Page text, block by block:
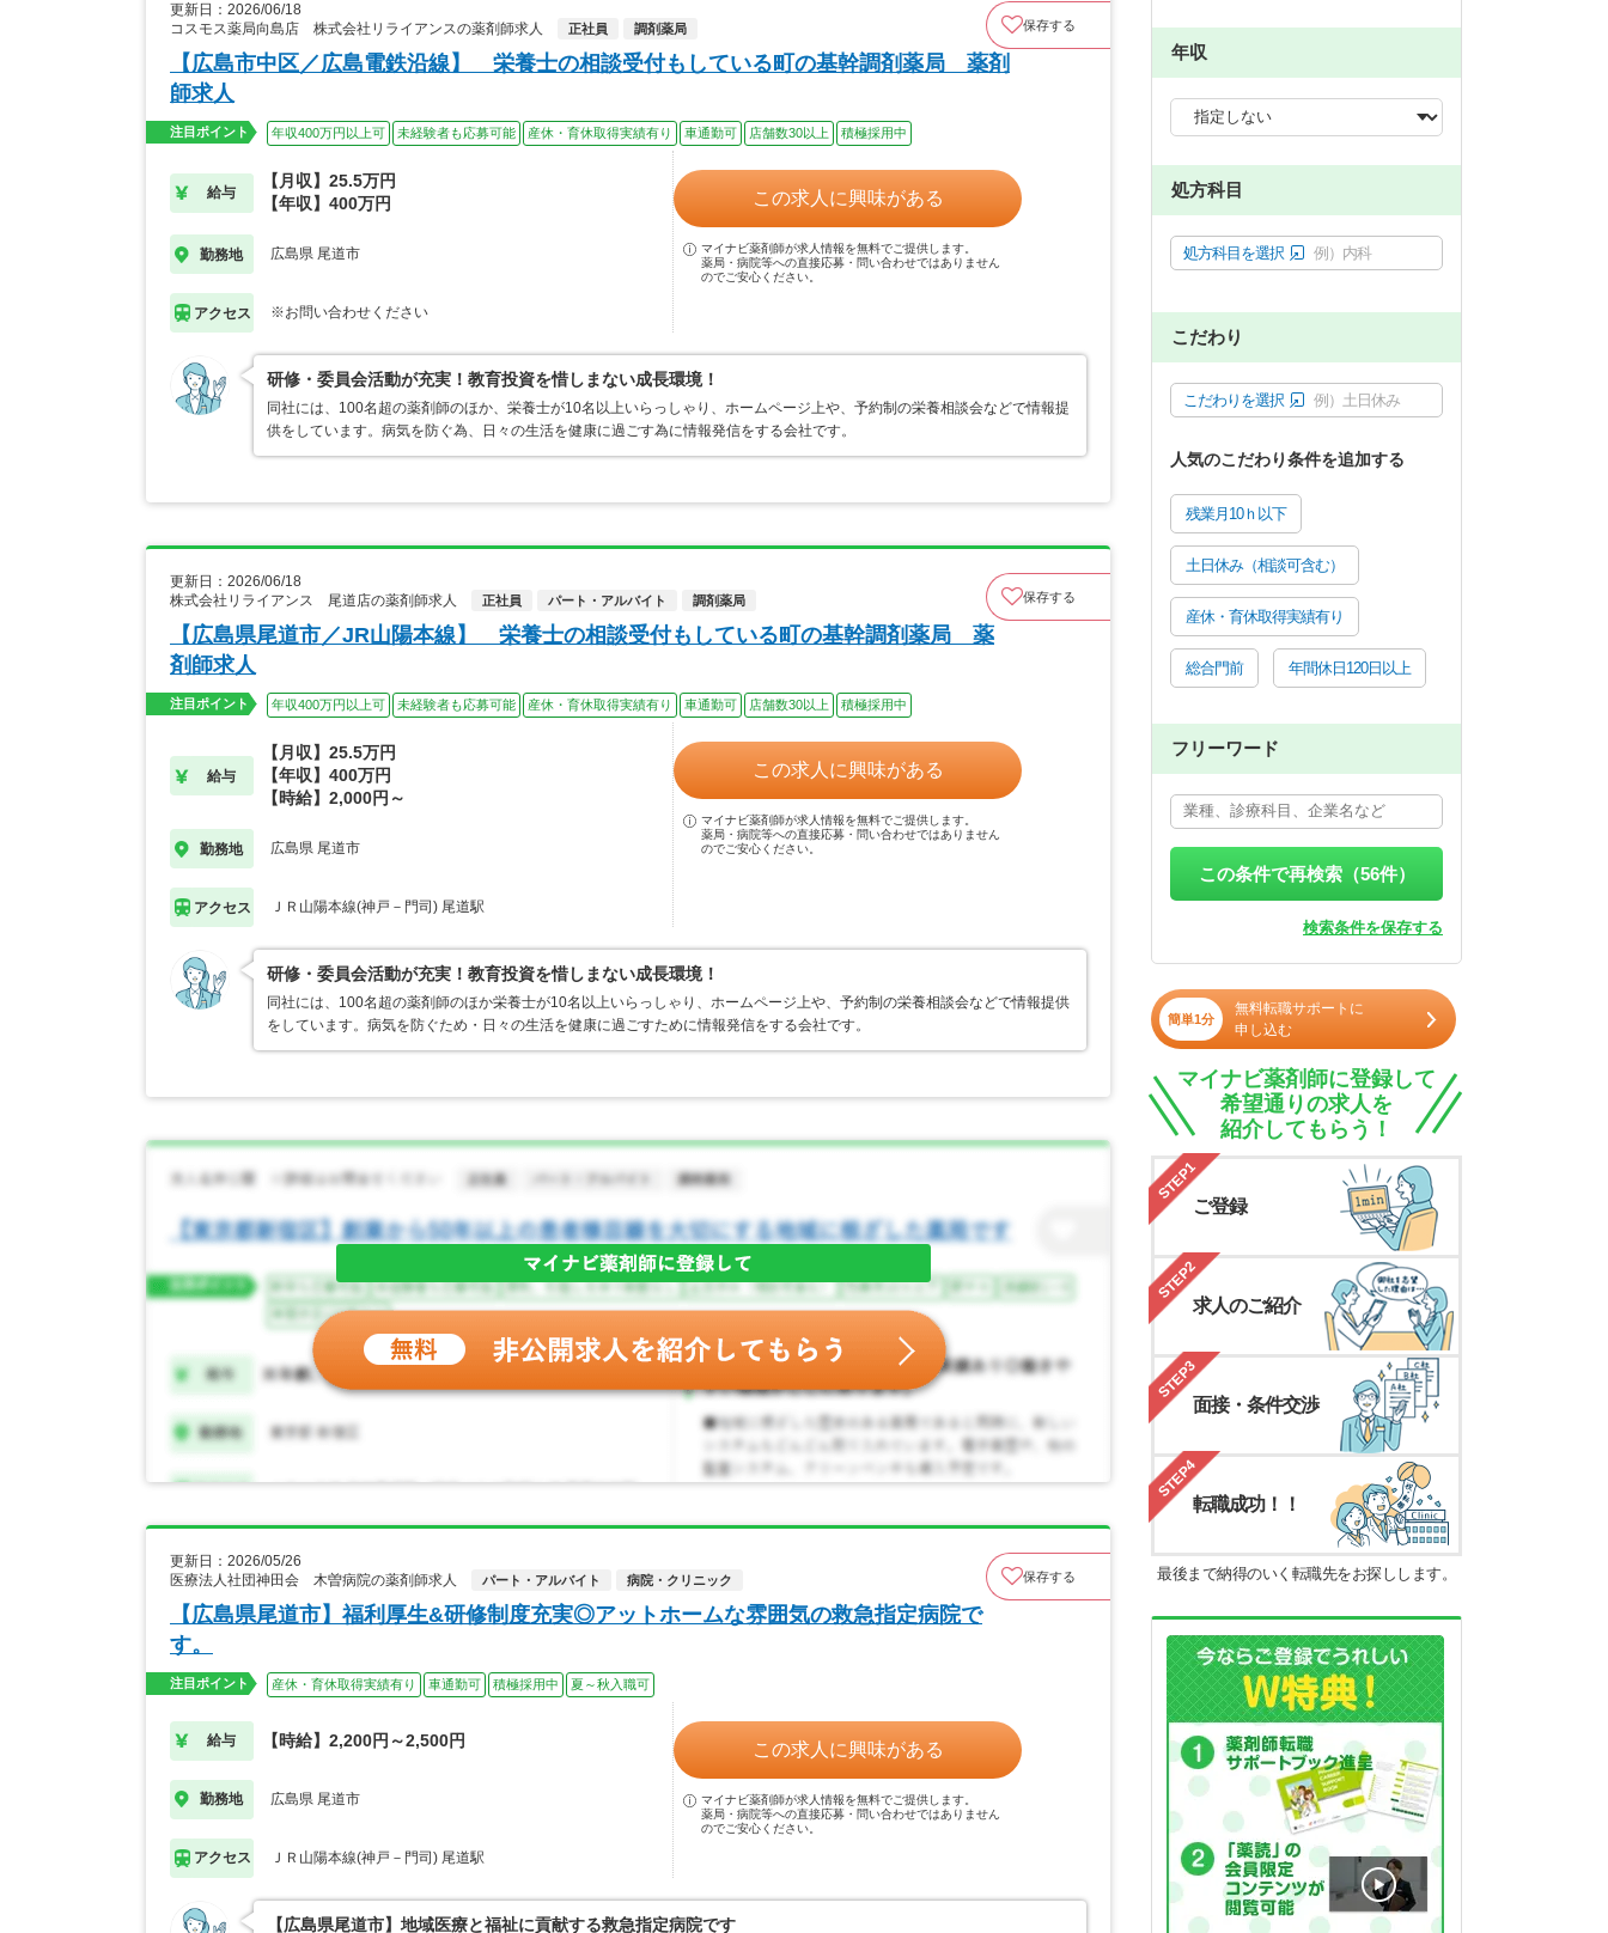
更新日：2026/06/18
コスモス薬局向島店 株式会社リライアンスの薬剤師求人
正社員 調剤薬局 保存する
【広島市中区／広島電鉄沿線】 栄養士の相談受付もしている町の基幹調剤薬局 薬剤
師求人
注目ポイント 年収400万円以上可 未経験者も応募可能 産休・育休取得実績有り 車通勤可 店舗数30以上 積極採用中
給与
【月収】25.5万円
【年収】400万円
勤務地 広島県 尾道市
アクセス ※お問い合わせください
この求人に興味がある
マイナビ薬剤師が求人情報を無料でご提供します。
薬局・病院等への直接応募・問い合わせではありません
のでご安心ください。
研修・委員会活動が充実！教育投資を惜しまない成長環境！
同社には、100名超の薬剤師のほか、栄養士が10名以上いらっしゃり、ホームページ上や、予約制の栄養相談会などで情報提
供をしています。病気を防ぐ為、日々の生活を健康に過ごす為に情報発信をする会社です。
更新日：2026/06/18
株式会社リライアンス 尾道店の薬剤師求人
正社員 パート・アルバイト 調剤薬局 保存する
【広島県尾道市／JR山陽本線】 栄養士の相談受付もしている町の基幹調剤薬局 薬
剤師求人
注目ポイント 年収400万円以上可 未経験者も応募可能 産休・育休取得実績有り 車通勤可 店舗数30以上 積極採用中
給与
【月収】25.5万円
【年収】400万円
【時給】2,000円～
勤務地 広島県 尾道市
アクセス ＪＲ山陽本線(神戸－門司) 尾道駅
この求人に興味がある
マイナビ薬剤師が求人情報を無料でご提供します。
薬局・病院等への直接応募・問い合わせではありません
のでご安心ください。
研修・委員会活動が充実！教育投資を惜しまない成長環境！
同社には、100名超の薬剤師のほか栄養士が10名以上いらっしゃり、ホームページ上や、予約制の栄養相談会などで情報提供
をしています。病気を防ぐため・日々の生活を健康に過ごすために情報発信をする会社です。
更新日：2026/05/26
医療法人社団神田会 木曽病院の薬剤師求人
パート・アルバイト 病院・クリニック 保存する
【広島県尾道市】福利厚生&研修制度充実◎アットホームな雰囲気の救急指定病院で
す。
注目ポイント 産休・育休取得実績有り 車通勤可 積極採用中 夏～秋入職可
給与 【時給】2,200円～2,500円
勤務地 広島県 尾道市
アクセス ＪＲ山陽本線(神戸－門司) 尾道駅
この求人に興味がある
マイナビ薬剤師が求人情報を無料でご提供します。
薬局・病院等への直接応募・問い合わせではありません
のでご安心ください。
【広島県尾道市】地域医療と福祉に貢献する救急指定病院です
年収
処方科目
処方科目を選択 例）内科
こだわり
こだわりを選択 例）土日休み
人気のこだわり条件を追加する
残業月10ｈ以下
土日休み（相談可含む）
産休・育休取得実績有り
総合門前 年間休日120日以上
フリーワード
この条件で再検索（56件）
検索条件を保存する
簡単1分
無料転職サポートに
申し込む
マイナビ薬剤師に登録して
希望通りの求人を
紹介してもらう！
STEP1
ご登録
STEP2
求人のご紹介
STEP3
面接・条件交渉
STEP4
転職成功！！
最後まで納得のいく転職先をお探しします。